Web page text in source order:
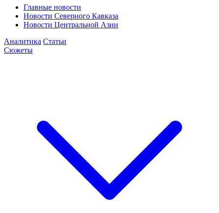
Главные новости
Новости Северного Кавказа
Новости Центральной Азии
Аналитика Статьи
Сюжеты